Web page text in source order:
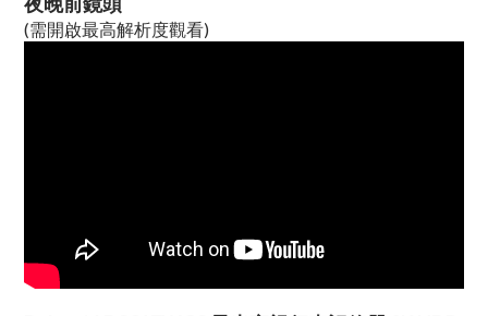
(需開啟最高解析度觀看)